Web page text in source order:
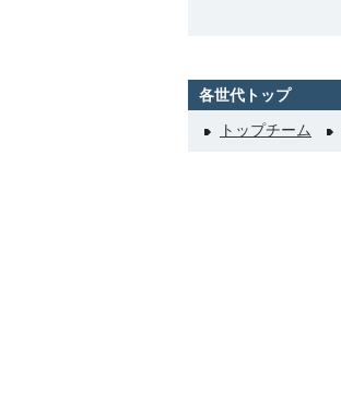
各世代トップ
トップチーム